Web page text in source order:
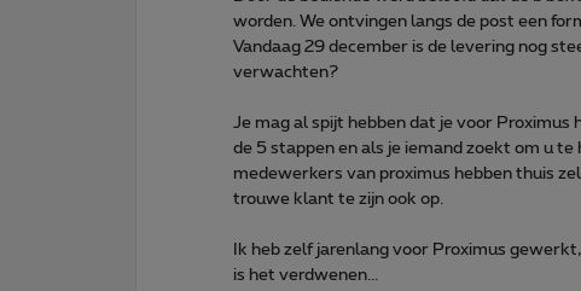
worden. We ontvingen langs de post een
Vandaag 29 december is de levering nog
verwachten?
Je mag al spijt hebben dat je voor
de 5 stappen en als je iemand zoekt om u
medewerkers van proximus hebben thuis
trouwe klant te zijn ook op.
Ik heb zelf jarenlang voor Proximus
is het verdwenen...